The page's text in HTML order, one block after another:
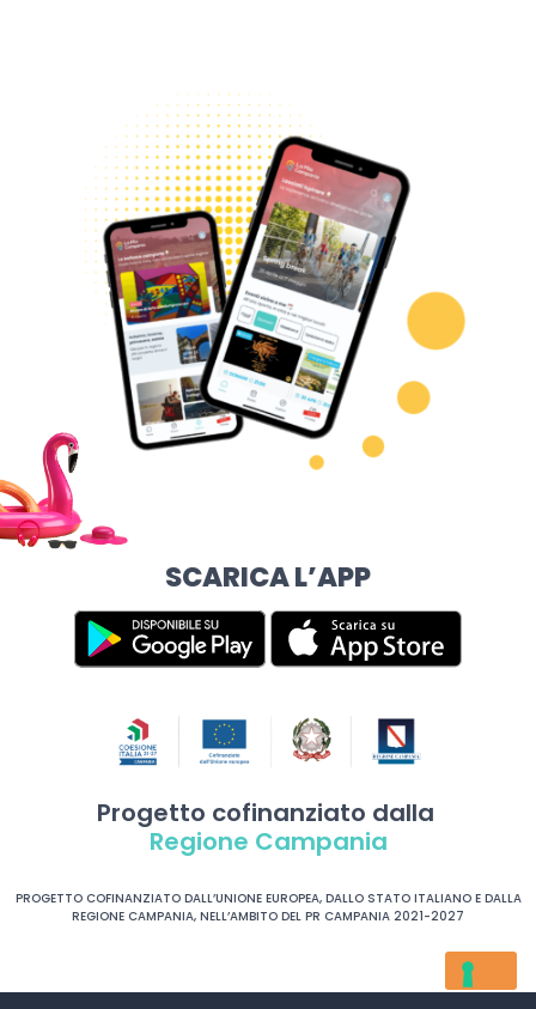
SCARICA L’APP
Progetto cofinanziato dalla
Regione Campania
PROGETTO COFINANZIATO DALL’UNIONE EUROPEA, DALLO STATO ITALIANO E DALLA
REGIONE CAMPANIA, NELL’AMBITO DEL PR CAMPANIA 2021-2027